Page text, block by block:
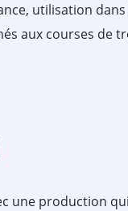
utilisation
aux courses de
une production